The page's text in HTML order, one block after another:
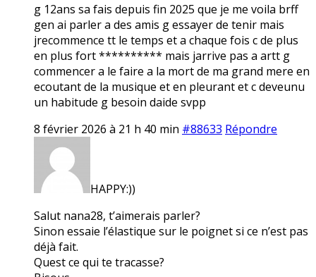
g 12ans sa fais depuis fin 2025 que je me voila brff
gen ai parler a des amis g essayer de tenir mais
jrecommence tt le temps et a chaque fois c de plus
en plus fort ********** mais jarrive pas a artt g
commencer a le faire a la mort de ma grand mere en
ecoutant de la musique et en pleurant et c deveunu
un habitude g besoin daide svpp
8 février 2026 à 21 h 40 min #88633 Répondre
HAPPY:))
Salut nana28, t’aimerais parler?
Sinon essaie l’élastique sur le poignet si ce n’est pas
déjà fait.
Quest ce qui te tracasse?